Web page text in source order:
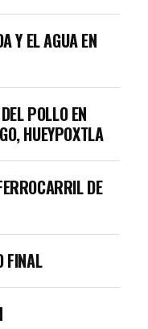
Y EL AGUA EN
POLLO EN
HUEYPOXTLA
DE
FINAL